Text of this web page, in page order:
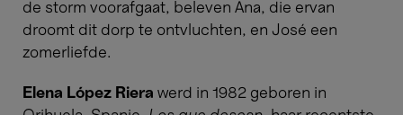
de storm voorafgaat, beleven Ana, die ervan
droomt dit dorp te ontvluchten, en José een
zomerliefde.
Elena López Riera werd in 1982 geboren in